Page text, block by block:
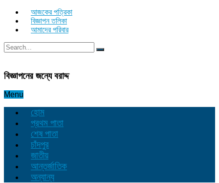
আজকের পত্রিকা
বিজ্ঞাপন তলিকা
আমাদের পরিবার
বিজ্ঞাপনের জন্যে বরাদ্দ
Menu
হোম
প্রথম পাতা
শেষ পাতা
চাঁদপুর
জাতীয়
আন্তর্জাতিক
অন্যান্য